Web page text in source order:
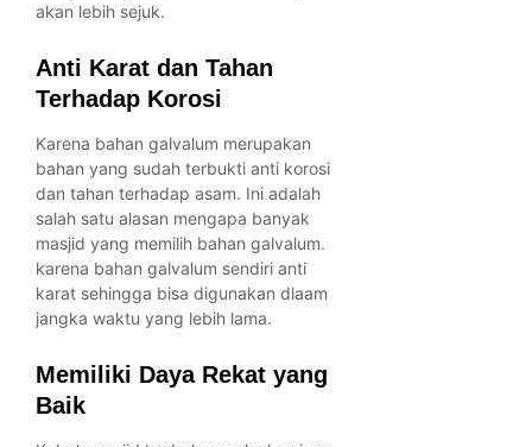
akan lebih sejuk.
Anti Karat dan Tahan
Terhadap Korosi
Karena bahan galvalum merupakan
bahan yang sudah terbukti anti korosi
dan tahan terhadap asam. Ini adalah
salah satu alasan mengapa banyak
masjid yang memilih bahan galvalum.
karena bahan galvalum sendiri anti
karat sehingga bisa digunakan dlaam
jangka waktu yang lebih lama.
Memiliki Daya Rekat yang
Baik